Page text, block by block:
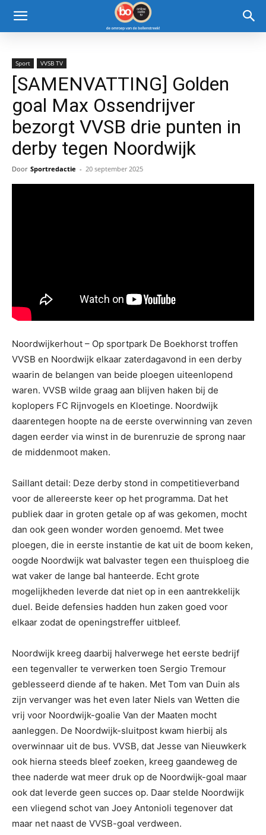
Sport VVSB TV
[SAMENVATTING] Golden
goal Max Ossendrijver
bezorgt VVSB drie punten in
derby tegen Noordwijk
Door Sportredactie - 20 september 2025
Noordwijkerhout – Op sportpark De Boekhorst troffen
VVSB en Noordwijk elkaar zaterdagavond in een derby
waarin de belangen van beide ploegen uiteenlopend
waren. VVSB wilde graag aan blijven haken bij de
koplopers FC Rijnvogels en Kloetinge. Noordwijk
daarentegen hoopte na de eerste overwinning van zeven
dagen eerder via winst in de burenruzie de sprong naar
de middenmoot maken.
Saillant detail: Deze derby stond in competitieverband
voor de allereerste keer op het programma. Dat het
publiek daar in groten getale op af was gekomen, mocht
dan ook geen wonder worden genoemd. Met twee
ploegen, die in eerste instantie de kat uit de boom keken,
oogde Noordwijk wat balvaster tegen een thuisploeg die
wat vaker de lange bal hanteerde. Echt grote
mogelijkheden leverde dat niet op in een aantrekkelijk
duel. Beide defensies hadden hun zaken goed voor
elkaar zodat de openingstreffer uitbleef.
Noordwijk kreeg daarbij halverwege het eerste bedrijf
een tegenvaller te verwerken toen Sergio Tremour
geblesseerd diende af te haken. Met Tom van Duin als
zijn vervanger was het even later Niels van Wetten die
vrij voor Noordwijk-goalie Van der Maaten mocht
aanleggen. De Noordwijk-sluitpost kwam hierbij als
overwinnaar uit de bus. VVSB, dat Jesse van Nieuwkerk
ook hierna steeds bleef zoeken, kreeg gaandeweg de
thee naderde wat meer druk op de Noordwijk-goal maar
ook dat leverde geen succes op. Daar stelde Noordwijk
een vliegend schot van Joey Antonioli tegenover dat
maar net naast de VVSB-goal verdween.